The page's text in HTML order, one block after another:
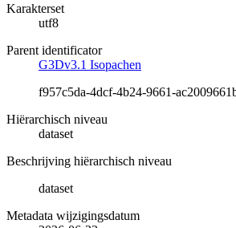
Karakterset
utf8
Parent identificator
G3Dv3.1 Isopachen
f957c5da-4dcf-4b24-9661-
Hiërarchisch niveau
dataset
Beschrijving hiërarchisch niveau
dataset
Metadata wijzigingsdatum